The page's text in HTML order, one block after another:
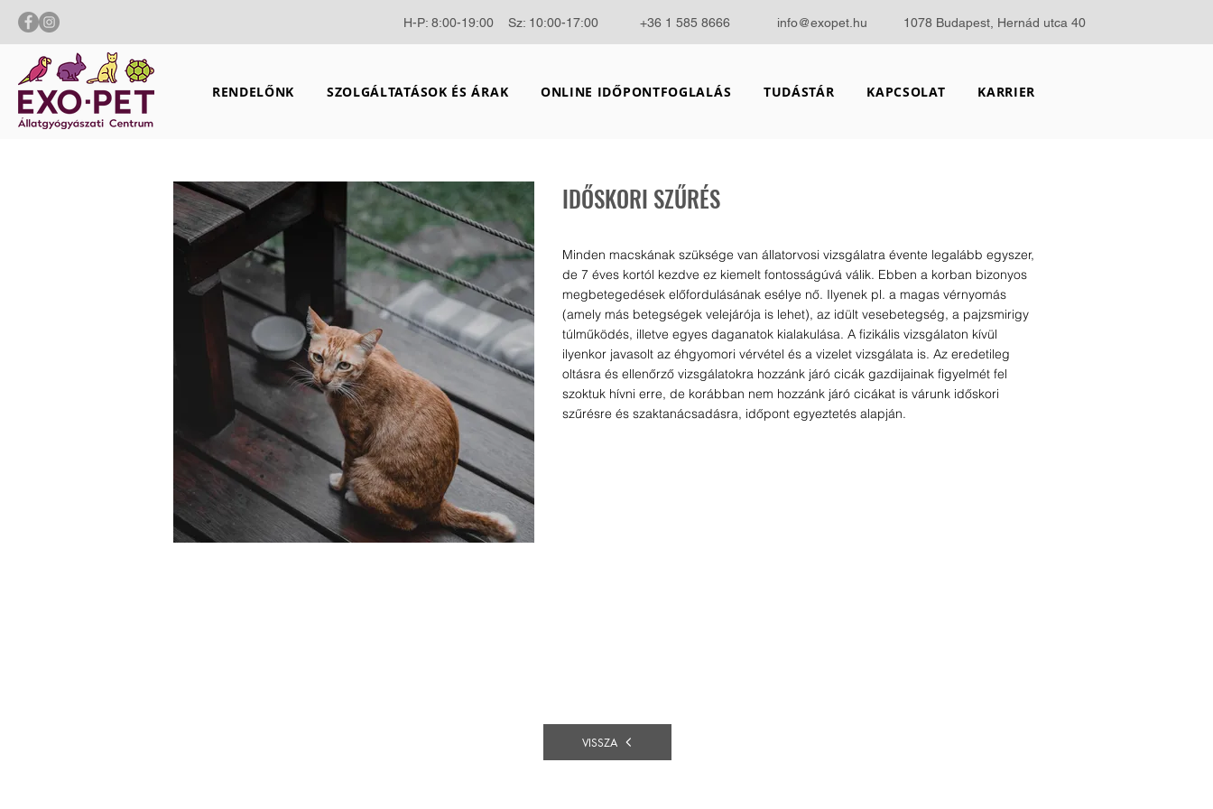
H-P: 8:00-19:00 Sz: 10:00-17:00 +36 1 585 8666 info@exopet.hu 1078 Budapest, Hernád utca 40
RENDELŐNK SZOLGÁLTATÁSOK ÉS ÁRAK ONLINE IDŐPONTFOGLALÁS TUDÁSTÁR KAPCSOLAT KARRIER
IDŐSKORI SZŰRÉS
Minden macskának szüksége van állatorvosi vizsgálatra évente legalább egyszer,
de 7 éves kortól kezdve ez kiemelt fontosságúvá válik. Ebben a korban bizonyos
megbetegedések előfordulásának esélye nő. Ilyenek pl. a magas vérnyomás
(amely más betegségek velejárója is lehet), az idült vesebetegség, a pajzsmirigy
túlműködés, illetve egyes daganatok kialakulása. A fizikális vizsgálaton kívül
ilyenkor javasolt az éhgyomori vérvétel és a vizelet vizsgálata is. Az eredetileg
oltásra és ellenőrző vizsgálatokra hozzánk járó cicák gazdijainak figyelmét fel
szoktuk hívni erre, de korábban nem hozzánk járó cicákat is várunk időskori
szűrésre és szaktanácsadásra, időpont egyeztetés alapján.
VISSZA